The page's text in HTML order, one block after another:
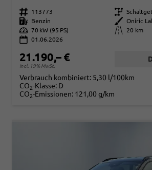
Fahrzeugnr. 113773 Getriebe
Kraftstoff
Benzin Außenfarbe
Oniric
Leistung 70 kW (95 PS) Kilometerstand
20 km
01.06.2026
21.190,– €
incl. 19% MwSt.
Verbrauch kombiniert: 5,30 l/100km
CO2-Klasse: D
CO2-Emissionen: 121,00 g/km